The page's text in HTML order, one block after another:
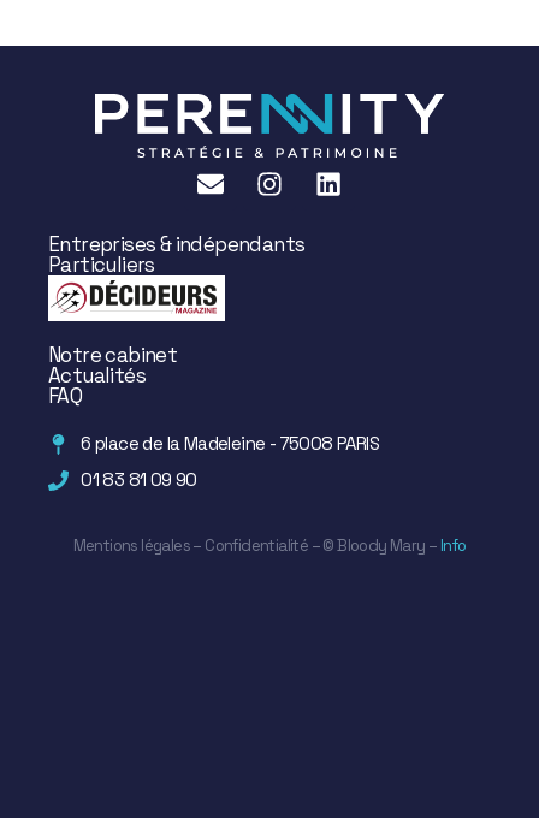
Entreprises & indépendants
Particuliers
Notre cabinet
Actualités
FAQ
6 place de la Madeleine - 75008 PARIS
01 83 81 09 90
Mentions légales– Confidentialité – ©Bloody Mary – Info